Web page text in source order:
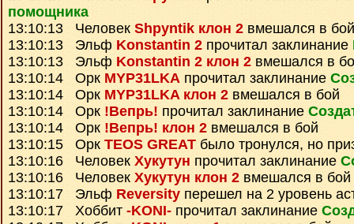
помощника
13:10:13 Человек Shpyntik клон 2 вмешался в бой
13:10:13 Эльф Konstantin 2 прочитал заклинание
13:10:13 Эльф Konstantin 2 клон 2 вмешался в
13:10:14 Орк MYP31LKA прочитал заклинание
13:10:14 Орк MYP31LKA клон 2 вмешался в бой
13:10:14 Орк !Вепрь! прочитал заклинание
13:10:14 Орк !Вепрь! клон 2 вмешался в бой
13:10:15 Орк TEOS GREAT было тронулся, но
13:10:16 Человек Хукутун прочитал заклинание
13:10:16 Человек Хукутун клон 2 вмешался в бой
13:10:17 Эльф Reversity перешел на 2 уровень
13:10:17 Хоббит -KONI- прочитал заклинание